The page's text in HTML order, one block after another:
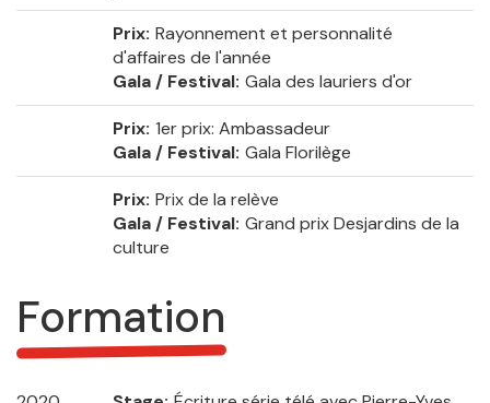
Prix Rayonnement et personnalité
d'affaires de l'année
Gala / Festival Gala des lauriers d'or
Prix 1er prix: Ambassadeur
Gala / Festival Gala Florilège
Prix Prix de la relève
Gala / Festival Grand prix Desjardins de la
culture
Formation